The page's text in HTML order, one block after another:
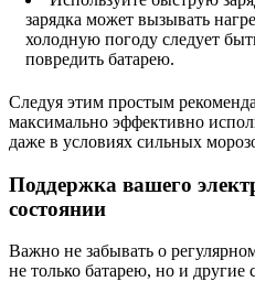
зарядка может вызывать
холодную погоду следует
повредить батарею.
Следуя этим простым
максимально эффективно
даже в условиях сильных
Поддержка вашего
состоянии
Важно не забывать о
не только батарею, но и